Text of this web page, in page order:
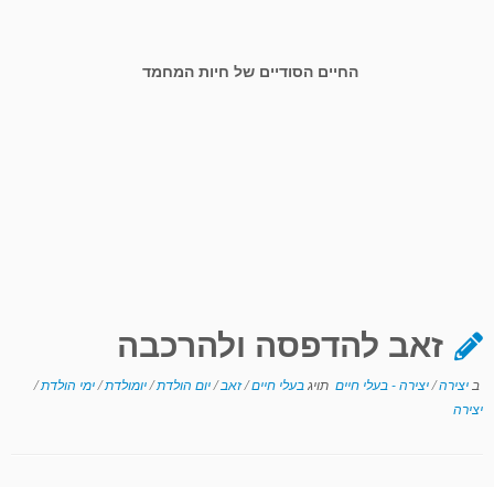
החיים הסודיים של חיות המחמד
זאב להדפסה ולהרכבה
ב יצירה/יצירה - בעלי חיים תויגבעלי חיים/זאב/יום הולדת/יומולדת/ימי הולדת/
יצירה